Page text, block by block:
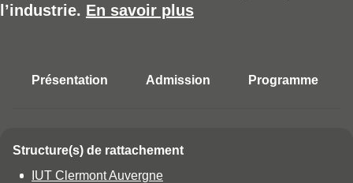
l’industrie. En savoir plus
Accéder aux sections de la
Présentation Admission Programme
Détails
Structure(s) de rattachement
IUT Clermont Auvergne